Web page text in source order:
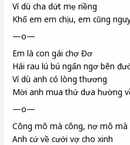
Ví dù cha dứt mẹ riềng
Khổ em em chịu, em cũng
—o—
Em là con gái chợ Đơ
Hái rau lú bú ngẩn ngơ bên
Ví dù anh có lòng thương
Mời anh mua thử dưa hường
—o—
Công mô mà công, nợ mô mà
Anh cứ về cưới vợ cho xinh